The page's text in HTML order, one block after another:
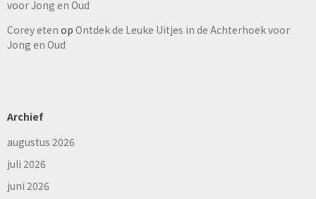
voor Jong en Oud
Corey eten op Ontdek de Leuke Uitjes in de Achterhoek voor
Jong en Oud
Archief
augustus 2026
juli 2026
juni 2026